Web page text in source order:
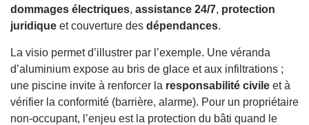
dommages électriques, assistance 24/7, protection
juridique et couverture des dépendances.
La visio permet d’illustrer par l’exemple. Une véranda
d’aluminium expose au bris de glace et aux infiltrations ;
une piscine invite à renforcer la responsabilité civile et à
vérifier la conformité (barrière, alarme). Pour un propriétaire
non-occupant, l’enjeu est la protection du bâti quand le